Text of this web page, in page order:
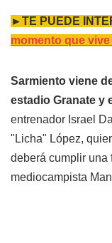
►TE PUEDE
momento que
Sarmiento viene
estadio Granate y
entrenador Israel
"Licha" López,
deberá cumplir una
mediocampista